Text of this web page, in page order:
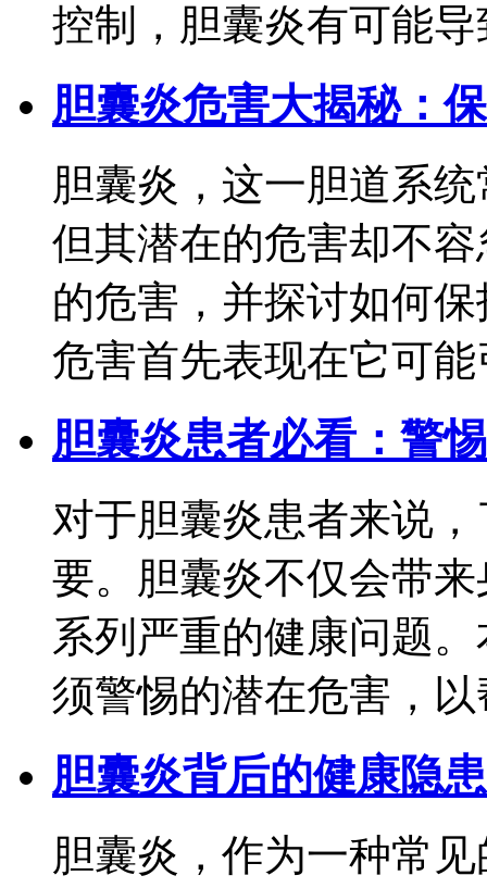
控制，胆囊炎有可能导
胆囊炎危害大揭秘：
胆囊炎，这一胆道系
但其潜在的危害却不
的危害，并探讨如何
危害首先表现在它可能
胆囊炎患者必看：警
对于胆囊炎患者来说
要。胆囊炎不仅会带
系列严重的健康问题
须警惕的潜在危害，以
胆囊炎背后的健康隐
胆囊炎，作为一种常